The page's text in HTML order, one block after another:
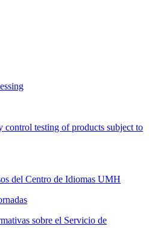
control testing of products subject to
del Centro de Idiomas UMH
sobre el Servicio de